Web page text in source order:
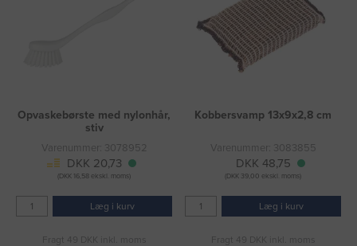
Opvaskebørste med nylonhår,
stiv
Varenummer: 3078952
DKK 20,73
(DKK 16,58 ekskl. moms)
Læg i kurv
Fragt 49 DKK inkl. moms
Kobbersvamp 13x9x2,8 cm
Varenummer: 3083855
DKK 48,75
(DKK 39,00 ekskl. moms)
Læg i kurv
Fragt 49 DKK inkl. moms